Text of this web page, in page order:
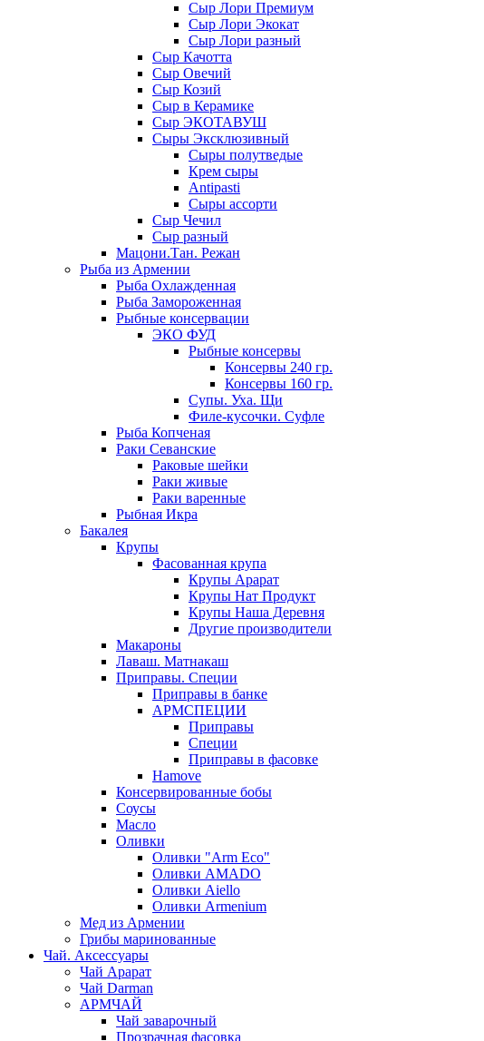
Сыр Лори Премиум
Сыр Лори Экокат
Сыр Лори разный
Сыр Качотта
Сыр Овечий
Сыр Козий
Сыр в Керамике
Сыр ЭКОТАВУШ
Сыры Эксклюзивный
Сыры полутведые
Крем сыры
Antipasti
Сыры ассорти
Сыр Чечил
Сыр разный
Мацони.Тан. Режан
Рыба из Армении
Рыба Охлажденная
Рыба Замороженная
Рыбные консервации
ЭКО ФУД
Рыбные консервы
Консервы 240 гр.
Консервы 160 гр.
Супы. Уха. Щи
Филе-кусочки. Суфле
Рыба Копченая
Раки Севанские
Раковые шейки
Раки живые
Раки варенные
Рыбная Икра
Бакалея
Крупы
Фасованная крупа
Крупы Арарат
Крупы Нат Продукт
Крупы Наша Деревня
Другие производители
Макароны
Лаваш. Матнакаш
Приправы. Специи
Приправы в банке
АРМСПЕЦИИ
Приправы
Специи
Приправы в фасовке
Hamove
Консервированные бобы
Соусы
Масло
Оливки
Оливки "Arm Eco"
Оливки AMADO
Оливки Aiello
Оливки Armenium
Мед из Армении
Грибы маринованные
Чай. Аксессуары
Чай Арарат
Чай Darman
АРМЧАЙ
Чай заварочный
Прозрачная фасовка